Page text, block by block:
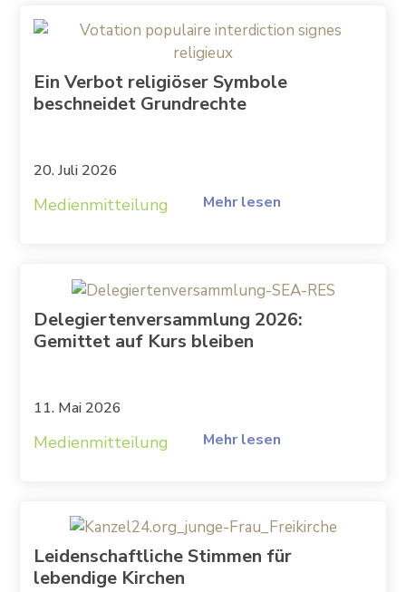
Ein Verbot religiöser Symbole
beschneidet Grundrechte
20. Juli 2026
Medienmitteilung Mehr lesen
Delegiertenversammlung 2026:
Gemittet auf Kurs bleiben
11. Mai 2026
Medienmitteilung Mehr lesen
Leidenschaftliche Stimmen für
lebendige Kirchen